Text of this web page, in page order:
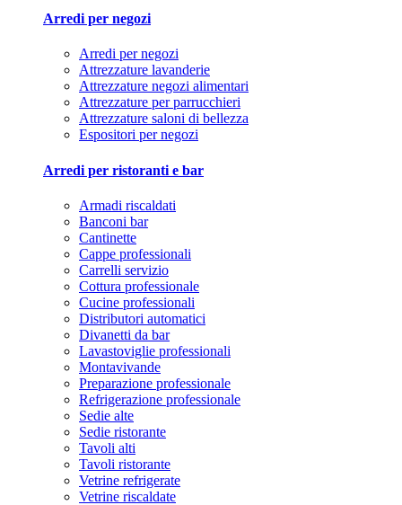
Arredi per negozi
Arredi per negozi
Attrezzature lavanderie
Attrezzature negozi alimentari
Attrezzature per parrucchieri
Attrezzature saloni di bellezza
Espositori per negozi
Arredi per ristoranti e bar
Armadi riscaldati
Banconi bar
Cantinette
Cappe professionali
Carrelli servizio
Cottura professionale
Cucine professionali
Distributori automatici
Divanetti da bar
Lavastoviglie professionali
Montavivande
Preparazione professionale
Refrigerazione professionale
Sedie alte
Sedie ristorante
Tavoli alti
Tavoli ristorante
Vetrine refrigerate
Vetrine riscaldate